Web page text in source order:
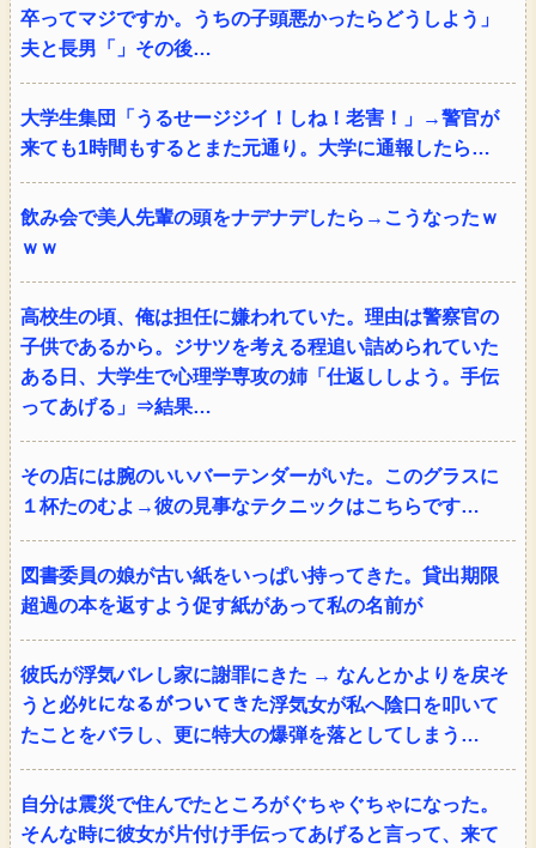
卒ってマジですか。うちの子頭悪かったらどうしよう」
夫と長男「」その後…
大学生集団「うるせージジイ！しね！老害！」→警官が
来ても1時間もするとまた元通り。大学に通報したら…
飲み会で美人先輩の頭をナデナデしたら→こうなったｗ
ｗｗ
高校生の頃、俺は担任に嫌われていた。理由は警察官の
子供であるから。ジサツを考える程追い詰められていた
ある日、大学生で心理学専攻の姉「仕返ししよう。手伝
ってあげる」⇒結果…
その店には腕のいいバーテンダーがいた。このグラスに
１杯たのむよ→彼の見事なテクニックはこちらです…
図書委員の娘が古い紙をいっぱい持ってきた。貸出期限
超過の本を返すよう促す紙があって私の名前が
彼氏が浮気バレし家に謝罪にきた → なんとかよりを戻そ
うと必ﾀﾋになるがついてきた浮気女が私へ陰口を叩いて
たことをバラし、更に特大の爆弾を落としてしまう…
自分は震災で住んでたところがぐちゃぐちゃになった。
そんな時に彼女が片付け手伝ってあげると言って、来て